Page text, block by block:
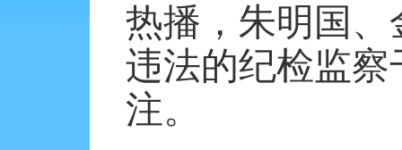
热播，朱明国
违法的纪检监察
注。